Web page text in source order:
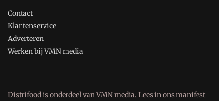
Contact
Klantenservice
Adverteren
Werken bij VMN media
Distrifood is onderdeel van VMN media. Lees inons manifest